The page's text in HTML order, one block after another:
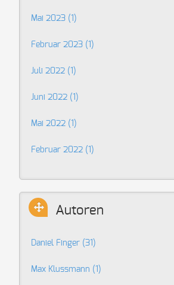
Mai 2023 (1)
Februar 2023 (1)
Juli 2022 (1)
Juni 2022 (1)
Mai 2022 (1)
Februar 2022 (1)
Autoren
Daniel Finger (31)
Max Klussmann (1)